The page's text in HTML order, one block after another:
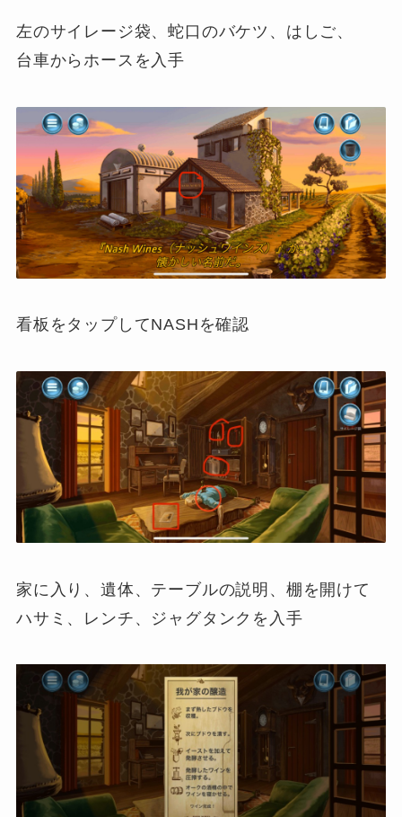
左のサイレージ袋、蛇口のバケツ、はしご、
台車からホースを入手
看板をタップしてNASHを確認
家に入り、遺体、テーブルの説明、棚を開けて
ハサミ、レンチ、ジャグタンクを入手